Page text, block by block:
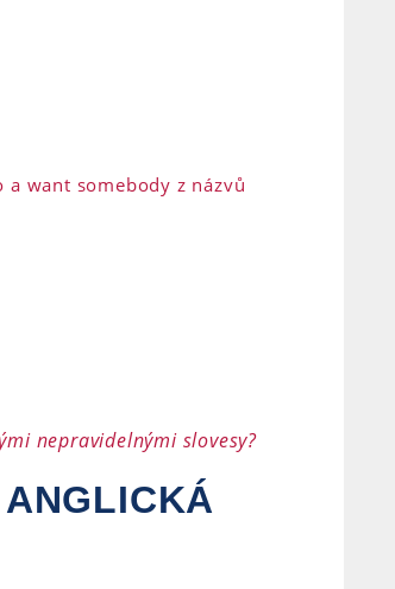
want somebody z názvů
nepravidelnými slovesy?